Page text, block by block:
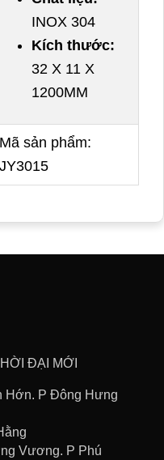
INOX 304
Kích thước:
32 X 11 X
1200MM
Mã sản phẩm:
JY3015
ĐẠI MỚI
Hớn. P Đông Hưng
Vương. P Phú